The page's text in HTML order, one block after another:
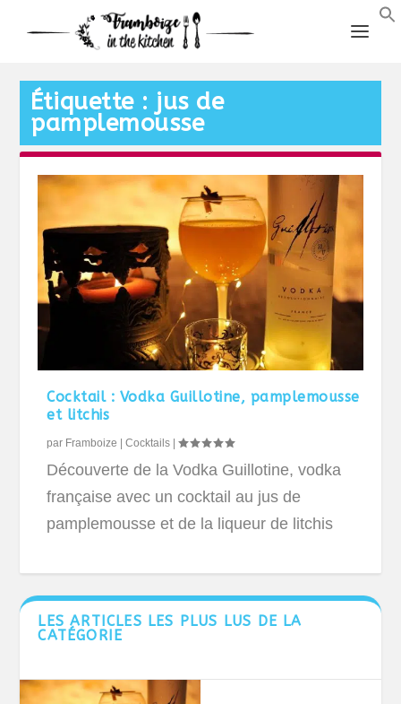
Étiquette : jus de
pamplemousse
Cocktail : Vodka Guillotine, pamplemousse
et litchis
par Framboize |Cocktails |
Découverte de la Vodka Guillotine, vodka
française avec un cocktail au jus de
pamplemousse et de la liqueur de litchis
LES ARTICLES LES PLUS LUS DE LA
CATÉGORIE